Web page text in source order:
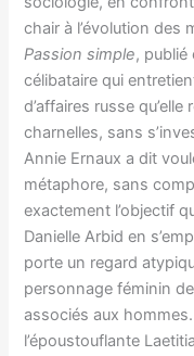
chair à l’évolution
Passion simple, publié
célibataire qui
d’affaires russe
charnelles, sans
Annie Ernaux a dit
métaphore, sans
exactement l’objectif
Danielle Arbid en
porte un regard
personnage féminin
associés aux
l’époustouflante